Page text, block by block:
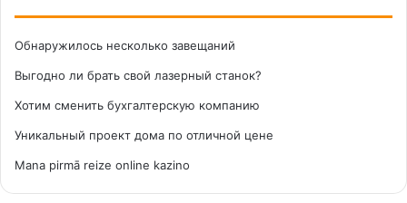
Обнаружилось несколько завещаний
Выгодно ли брать свой лазерный станок?
Хотим сменить бухгалтерскую компанию
Уникальный проект дома по отличной цене
Mana pirmā reize online kazino